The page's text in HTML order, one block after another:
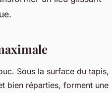
Sous la surface du tapis,
bien réparties, forment une